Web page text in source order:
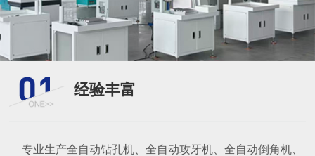
经验丰富
专业生产全自动钻孔机、全自动攻牙机、全自动倒角机、